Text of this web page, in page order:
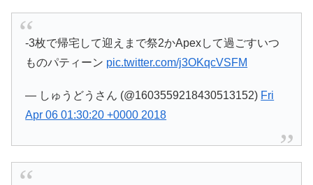
-3枚で帰宅して迎えまで祭2かApexして過ごすいつ
ものパティーン pic.twitter.com/j3OKqcVSFM
— しゅうどうさん (@1603559218430513152) Fri
Apr 06 01:30:20 +0000 2018